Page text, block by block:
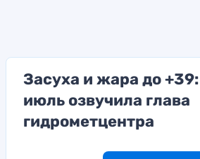
Засуха и жара до
июль озвучила глава
гидрометцентра